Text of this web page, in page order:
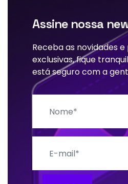
Assine nossa
Receba as novidades
exclusivas, fique
está seguro com a